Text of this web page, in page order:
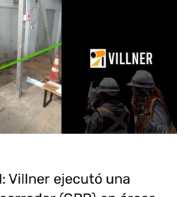
Villner ejecutó una